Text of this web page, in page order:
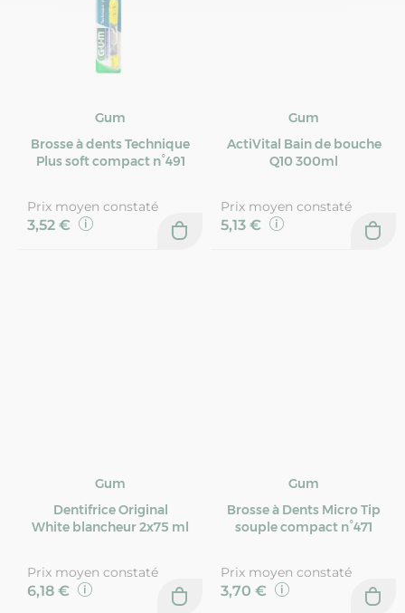
Gum
Brosse à dents Technique
Plus soft compact n°491
Prix moyen constaté
3,52 €
Gum
ActiVital Bain de bouche
Q10 300ml
Prix moyen constaté
5,13 €
Gum
Dentifrice Original
White blancheur 2x75 ml
Prix moyen constaté
6,18 €
Gum
Brosse à Dents Micro Tip
souple compact n°471
Prix moyen constaté
3,70 €